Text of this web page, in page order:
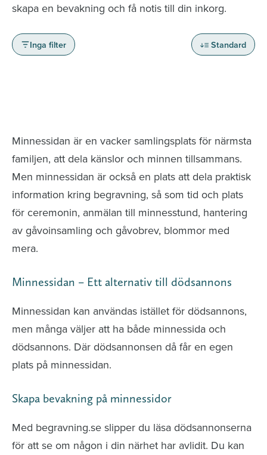
skapa en bevakning och få notis till din inkorg.
Inga filter Standard
Minnessidan är en vacker samlingsplats för närmsta
familjen, att dela känslor och minnen tillsammans.
Men minnessidan är också en plats att dela praktisk
information kring begravning, så som tid och plats
för ceremonin, anmälan till minnesstund, hantering
av gåvoinsamling och gåvobrev, blommor med
mera.
Minnessidan – Ett alternativ till dödsannons
Minnessidan kan användas istället för dödsannons,
men många väljer att ha både minnessida och
dödsannons. Där dödsannonsen då får en egen
plats på minnessidan.
Skapa bevakning på minnessidor
Med begravning.se slipper du läsa dödsannonserna
för att se om någon i din närhet har avlidit. Du kan